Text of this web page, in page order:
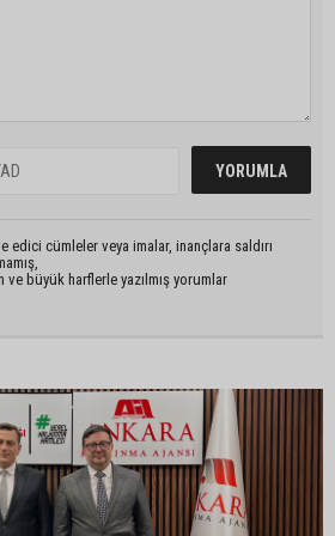
edici cümleler veya imalar, inançlara saldırı
ve büyük harflerle yazılmış yorumlar